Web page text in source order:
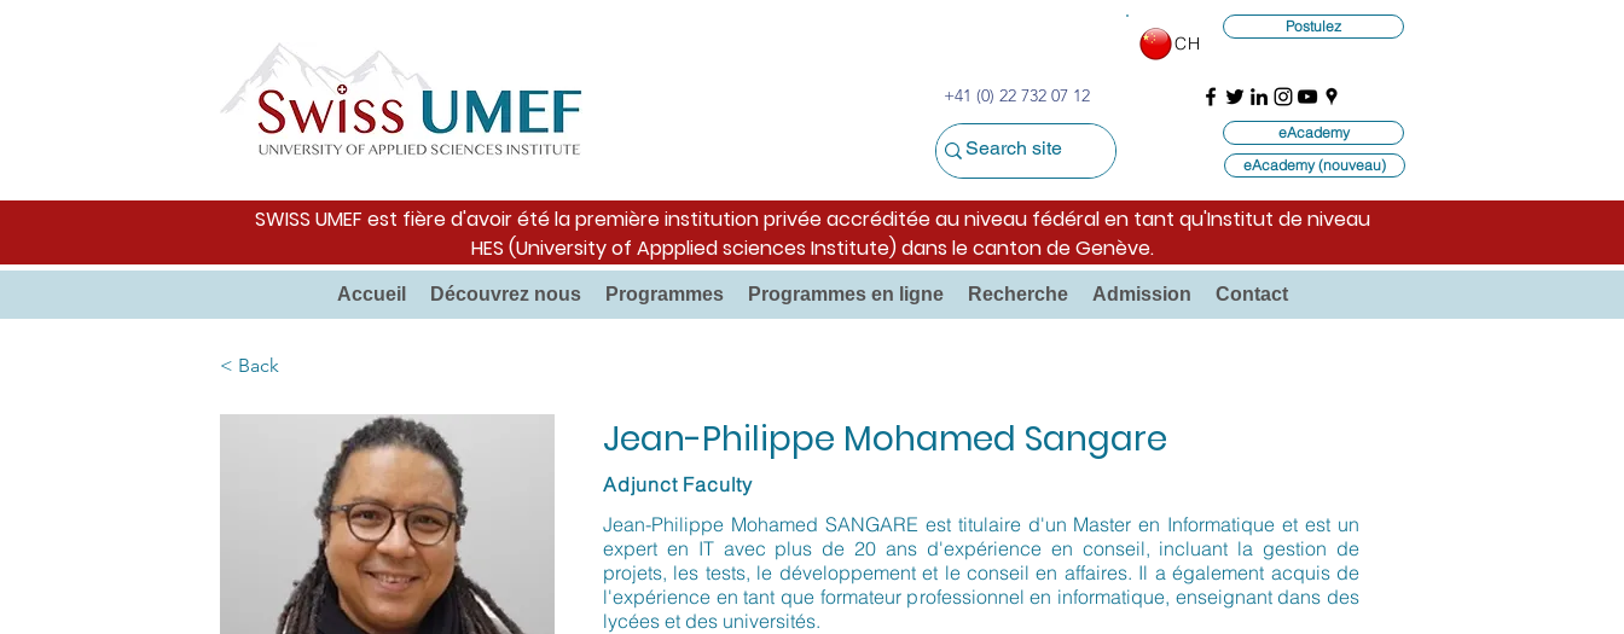
+41 (0) 22 732 07 12
CH
Postulez
eAcademy
eAcademy (nouveau)
SWISS UMEF est fière d'avoir été la première institution privée accréditée au niveau fédéral en tant qu'Institut de niveau
HES (University of Appplied sciences Institute) dans le canton de Genève.
Accueil Découvrez nous Programmes Programmes en ligne Recherche Admission Contact
< Back
Jean-Philippe Mohamed Sangare
Adjunct Faculty
Jean-Philippe Mohamed SANGARE est titulaire d'un Master en Informatique et est un
expert en IT avec plus de 20 ans d'expérience en conseil, incluant la gestion de
projets, les tests, le développement et le conseil en affaires. Il a également acquis de
l'expérience en tant que formateur professionnel en informatique, enseignant dans des
lycées et des universités.